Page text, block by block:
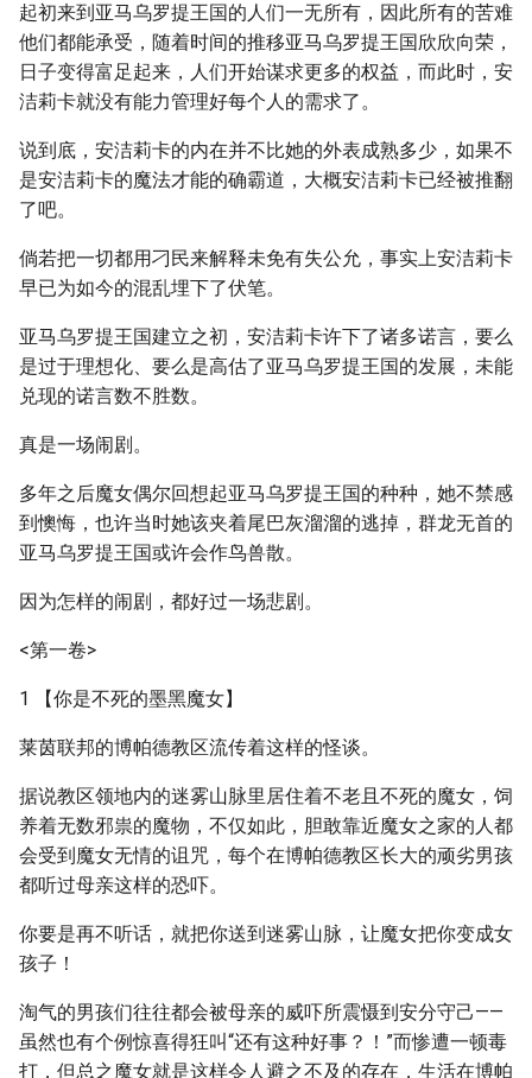
起初来到亚马乌罗提王国的人们一无所有，因此所有的苦难
他们都能承受，随着时间的推移亚马乌罗提王国欣欣向荣，
日子变得富足起来，人们开始谋求更多的权益，而此时，安
洁莉卡就没有能力管理好每个人的需求了。
说到底，安洁莉卡的内在并不比她的外表成熟多少，如果不
是安洁莉卡的魔法才能的确霸道，大概安洁莉卡已经被推翻
了吧。
倘若把一切都用刁民来解释未免有失公允，事实上安洁莉卡
早已为如今的混乱埋下了伏笔。
亚马乌罗提王国建立之初，安洁莉卡许下了诸多诺言，要么
是过于理想化、要么是高估了亚马乌罗提王国的发展，未能
兑现的诺言数不胜数。
真是一场闹剧。
多年之后魔女偶尔回想起亚马乌罗提王国的种种，她不禁感
到懊悔，也许当时她该夹着尾巴灰溜溜的逃掉，群龙无首的
亚马乌罗提王国或许会作鸟兽散。
因为怎样的闹剧，都好过一场悲剧。
<第一卷>
1 【你是不死的墨黑魔女】
莱茵联邦的博帕德教区流传着这样的怪谈。
据说教区领地内的迷雾山脉里居住着不老且不死的魔女，饲
养着无数邪祟的魔物，不仅如此，胆敢靠近魔女之家的人都
会受到魔女无情的诅咒，每个在博帕德教区长大的顽劣男孩
都听过母亲这样的恐吓。
你要是再不听话，就把你送到迷雾山脉，让魔女把你变成女
孩子！
淘气的男孩们往往都会被母亲的威吓所震慑到安分守己——
虽然也有个例惊喜得狂叫“还有这种好事？！”而惨遭一顿毒
打，但总之魔女就是这样令人避之不及的存在，生活在博帕